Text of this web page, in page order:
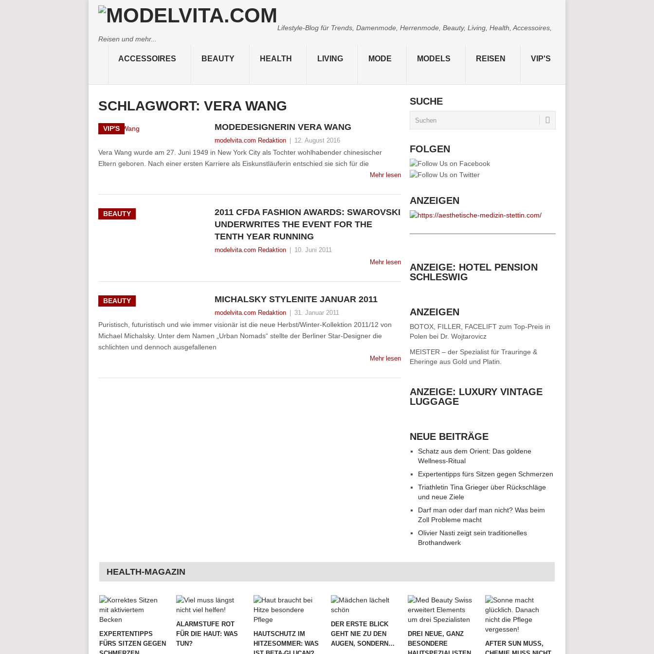
Lifestyle-Blog für Trends, Damenmode, Herrenmode, Beauty, Living, Health, Accessoires,
Reisen und mehr...
ACCESSOIRES BEAUTY HEALTH LIVING MODE MODELS REISEN VIP'S
SCHLAGWORT: VERA WANG
VIP'S MODEDESIGNERIN VERA WANG
modelvita.com Redaktion 12. August 2016
Vera Wang wurde am 27. Juni 1949 in New York City als Tochter wohlhabender chinesischer
Eltern geboren. Nach einer ersten Karriere als Eiskunstläuferin entschied sie sich für die
Mehr lesen
BEAUTY
2011 CFDA FASHION AWARDS: SWAROVSKI
UNDERWRITES THE EVENT FOR THE
TENTH YEAR RUNNING
modelvita.com Redaktion
10. Juni 2011
Mehr lesen
BEAUTY MICHALSKY STYLENITE JANUAR 2011
modelvita.com Redaktion 31. Januar 2011
Puristisch, futuristisch und wie immer visionär ist die neue Herbst/Winter-Kollektion 2011/12 von
Michael Michalsky. Unter dem Namen „Urban Nomads“ stellte der Berliner Star-Designer die
schlichten und dennoch ausgefallenen
Mehr lesen
SUCHE
FOLGEN
ANZEIGEN
ANZEIGE: HOTEL PENSION
SCHLESWIG
ANZEIGEN
BOTOX, FILLER, FACELIFT zum Top-Preis in
Polen bei Dr. Wojtarovicz
MEISTER – der Spezialist für Trauringe &
Eheringe aus Gold und Platin.
ANZEIGE: LUXURY VINTAGE
LUGGAGE
NEUE BEITRÄGE
Schatz aus dem Orient: Das goldene
Wellness-Ritual
Expertentipps fürs Sitzen gegen Schmerzen
Triathletin Tina Grieger über Rückschläge
und neue Ziele
Darf man oder darf man nicht? Was beim
Zoll Probleme macht
Olivier Nasti zeigt sein traditionelles
Brothandwerk
HEALTH-MAGAZIN
EXPERTENTIPPS
FÜRS SITZEN GEGEN
ALARMSTUFE ROT
FÜR DIE HAUT: WAS
TUN?
HAUTSCHUTZ IM
HITZESOMMER: WAS
DER ERSTE BLICK
GEHT NIE ZU DEN
AUGEN, SONDERN…
DREI NEUE, GANZ
BESONDERE
AFTER SUN MUSS,